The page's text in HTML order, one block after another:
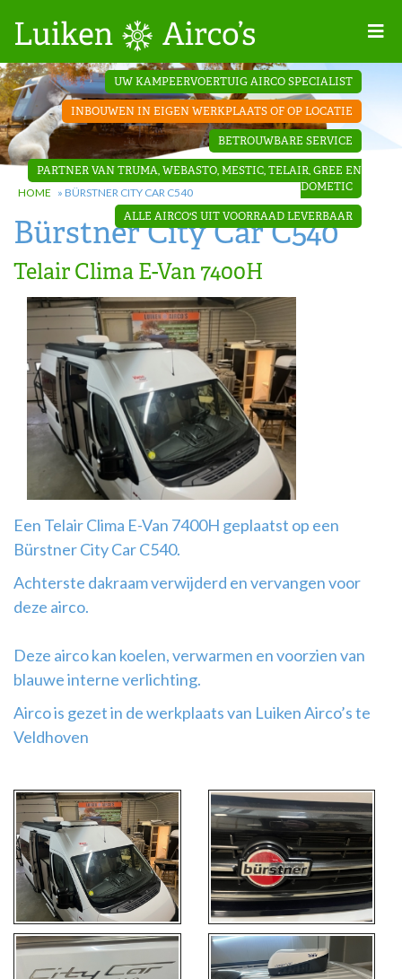
Projecten
Contact
Dakopbouw
airco’s
‘Onder de
bank’ airco’s
‘Teleco
Ultra
Comfort ‘
airco
Airco
montage
UW KAMPEERVOERTUIG AIRCO SPECIALIST
INBOUWEN IN EIGEN WERKPLAATS OF OP LOCATIE
BETROUWBARE SERVICE
PARTNER VAN TRUMA, WEBASTO, MESTIC, TELAIR, GREE EN
DOMETIC
ALLE AIRCO'S UIT VOORRAAD LEVERBAAR
HOME » BÜRSTNER CITY CAR C540
Bürstner City Car C540
Telair Clima E-Van 7400H
Een Telair Clima E-Van 7400H geplaatst op een
Bürstner City Car C540.
Achterste dakraam verwijderd en vervangen voor
deze airco.
Deze airco kan koelen, verwarmen en voorzien van
blauwe interne verlichting.
Airco is gezet in de werkplaats van Luiken Airco’s te
Veldhoven